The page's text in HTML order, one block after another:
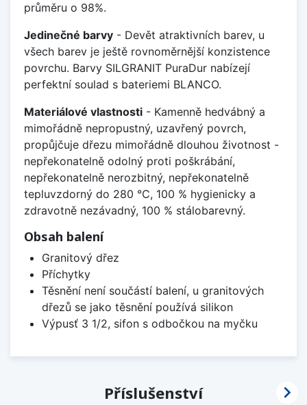
průměru o 98%.
Jedinečné barvy - Devět atraktivních barev, u
všech barev je ještě rovnoměrnější konzistence
povrchu. Barvy SILGRANIT PuraDur nabízejí
perfektní soulad s bateriemi BLANCO.
Materiálové vlastnosti - Kamenně hedvábný a
mimořádně nepropustný, uzavřený povrch,
propůjčuje dřezu mimořádně dlouhou životnost -
nepřekonatelně odolný proti poškrábání,
nepřekonatelně nerozbitný, nepřekonatelně
tepluvzdorný do 280 °C, 100 % hygienicky a
zdravotně nezávadný, 100 % stálobarevný.
Obsah balení
Granitový dřez
Příchytky
Těsnění není součástí balení, u granitových
dřezů se jako těsnění používá silikon
Výpusť 3 1/2, sifon s odbočkou na myčku
Příslušenství 